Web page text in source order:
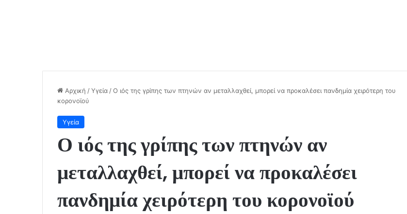
Αρχική /Υγεία /Ο ιός της γρίπης των πτηνών αν μεταλλαχθεί, μπορεί να προκαλέσει πανδημία χειρότερη του
κορονοϊού
Υγεία
Ο ιός της γρίπης των πτηνών αν
μεταλλαχθεί, μπορεί να προκαλέσει
πανδημία χειρότερη του κορονοϊού